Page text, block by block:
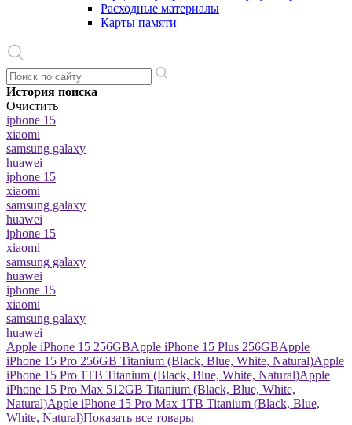
Расходные материалы
Карты памяти
История поиска
Очистить
iphone 15
xiaomi
samsung galaxy
huawei
iphone 15
xiaomi
samsung galaxy
huawei
iphone 15
xiaomi
samsung galaxy
huawei
iphone 15
xiaomi
samsung galaxy
huawei
Apple iPhone 15 256GBApple iPhone 15 Plus 256GBApple
iPhone 15 Pro 256GB Titanium (Black, Blue, White, Natural)Apple
iPhone 15 Pro 1TB Titanium (Black, Blue, White, Natural)Apple
iPhone 15 Pro Max 512GB Titanium (Black, Blue, White,
Natural)Apple iPhone 15 Pro Max 1TB Titanium (Black, Blue,
White, Natural)Показать все товары